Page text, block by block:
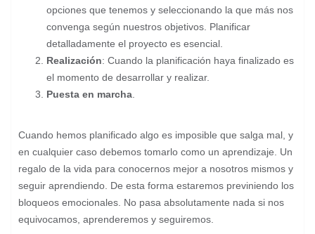
opciones que tenemos y seleccionando la que más nos
convenga según nuestros objetivos. Planificar
detalladamente el proyecto es esencial.
Realización: Cuando la planificación haya finalizado es
el momento de desarrollar y realizar.
Puesta en marcha
Cuando hemos planificado algo es imposible que salga mal, y
en cualquier caso debemos tomarlo como un aprendizaje. Un
regalo de la vida para conocernos mejor a nosotros mismos y
seguir aprendiendo. De esta forma estaremos previniendo los
bloqueos emocionales. No pasa absolutamente nada si nos
equivocamos, aprenderemos y seguiremos.